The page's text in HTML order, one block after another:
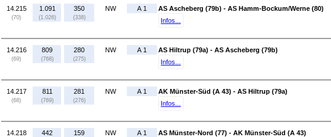
14.215
(70)
1.091
(1.026)
350
(338)
NW A 1
AS Ascheberg (79b) - AS Hamm-Bockum/Werne (80)
Infos...
14.216
(69)
809
(768)
280
(275)
NW A 1
AS Hiltrup (79a) - AS Ascheberg (79b)
Infos...
14.217
(68)
811
(769)
281
(276)
NW A 1
AK Münster-Süd (A 43) - AS Hiltrup (79a)
Infos...
14.218 442 159 NW A 1
AS Münster-Nord (77) - AK Münster-Süd (A 43)